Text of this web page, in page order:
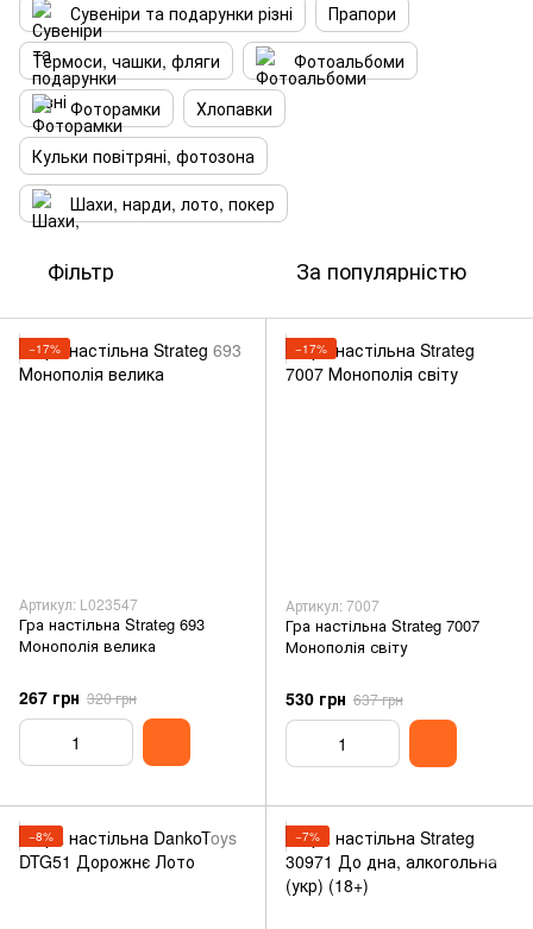
Сувеніри та подарунки різні
Прапори
Термоси, чашки, фляги
Фотоальбоми
Фоторамки
Хлопавки
Кульки повітряні, фотозона
Шахи, нарди, лото, покер
Фільтр За популярністю
−17%
Артикул: L023547
Гра настільна Strateg 693
Монополія велика
267 грн 320 грн
−17%
Артикул: 7007
Гра настільна Strateg 7007
Монополія світу
530 грн 637 грн
−8% −7%